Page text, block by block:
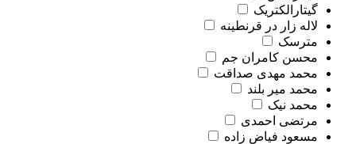
گیتارالکتریک
لاله زار در قرنطینه
مترسک
محسن کامران جم
محمد مهدی صداقت
محمد میر بلند
محمد نیک
مرتضی احمدی
مسعود فیاض زاده